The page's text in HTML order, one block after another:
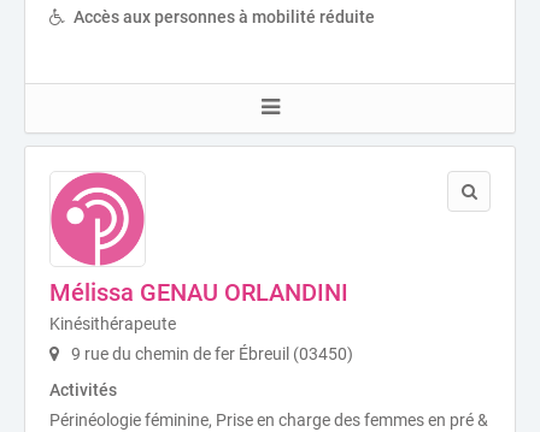
Accès aux personnes à mobilité réduite
Mélissa GENAU ORLANDINI
Kinésithérapeute
9 rue du chemin de fer Ébreuil (03450)
Activités
Périnéologie féminine, Prise en charge des femmes en pré &